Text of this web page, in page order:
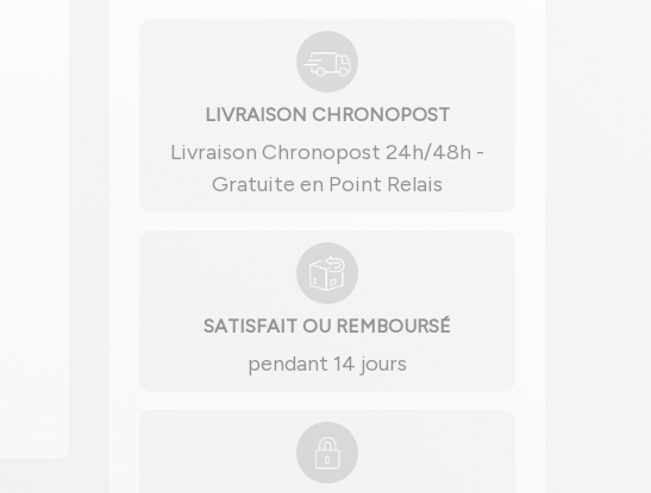
LIVRAISON CHRONOPOST
Livraison Chronopost 24h/48h -
Gratuite en Point Relais
SATISFAIT OU REMBOURSÉ
pendant 14 jours